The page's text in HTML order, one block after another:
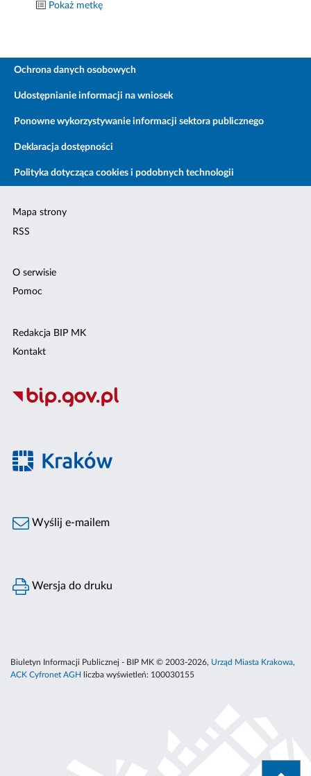
Pokaż metkę
Ochrona danych osobowych
Udostępnianie informacji na wniosek
Ponowne wykorzystywanie informacji sektora publicznego
Deklaracja dostępności
Polityka dotycząca cookies i podobnych technologii
Mapa strony
RSS
O serwisie
Pomoc
Redakcja BIP MK
Kontakt
Wyślij e-mailem
Wersja do druku
Biuletyn Informacji Publicznej - BIP MK © 2003-2026, Urząd Miasta Krakowa,
ACK Cyfronet AGH
liczba wyświetleń: 100030155